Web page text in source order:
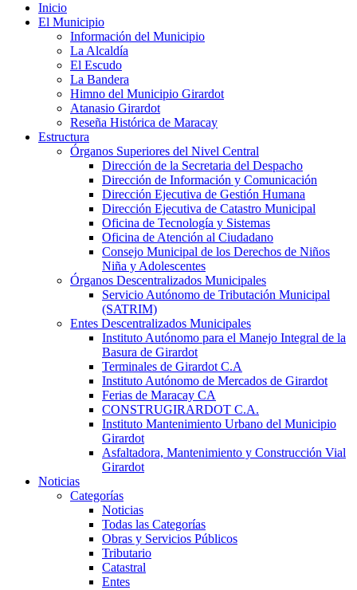
Inicio
El Municipio
Información del Municipio
La Alcaldía
El Escudo
La Bandera
Himno del Municipio Girardot
Atanasio Girardot
Reseña Histórica de Maracay
Estructura
Órganos Superiores del Nivel Central
Dirección de la Secretaria del Despacho
Dirección de Información y Comunicación
Dirección Ejecutiva de Gestión Humana
Dirección Ejecutiva de Catastro Municipal
Oficina de Tecnología y Sistemas
Oficina de Atención al Ciudadano
Consejo Municipal de los Derechos de Niños
Niña y Adolescentes
Órganos Descentralizados Municipales
Servicio Autónomo de Tributación Municipal
(SATRIM)
Entes Descentralizados Municipales
Instituto Autónomo para el Manejo Integral de la
Basura de Girardot
Terminales de Girardot C.A
Instituto Autónomo de Mercados de Girardot
Ferias de Maracay CA
CONSTRUGIRARDOT C.A.
Instituto Mantenimiento Urbano del Municipio
Girardot
Asfaltadora, Mantenimiento y Construcción Vial
Girardot
Noticias
Categorías
Noticias
Todas las Categorías
Obras y Servicios Públicos
Tributario
Catastral
Entes